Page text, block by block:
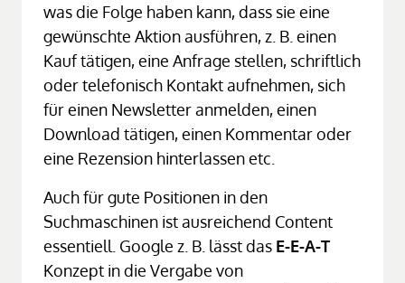
was die Folge haben kann, dass sie eine
gewünschte Aktion ausführen, z. B. einen
Kauf tätigen, eine Anfrage stellen, schriftlich
oder telefonisch Kontakt aufnehmen, sich
für einen Newsletter anmelden, einen
Download tätigen, einen Kommentar oder
eine Rezension hinterlassen etc.
Auch für gute Positionen in den
Suchmaschinen ist ausreichend Content
essentiell. Google z. B. lässt das E-E-A-T
Konzept in die Vergabe von